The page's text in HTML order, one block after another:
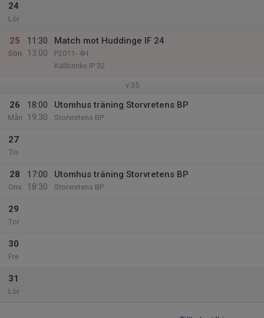
24
Lör
25
Sön
11:30
13:00
Match mot Huddinge IF 24
P2011- 4H
Källbrinks IP 32
v.35
26
Mån
18:00
19:30
Utomhus träning Storvretens BP
Storvretens BP
27
Tis
28
Ons
17:00
18:30
Utomhus träning Storvretens BP
Storvretens BP
29
Tor
30
Fre
31
Lör